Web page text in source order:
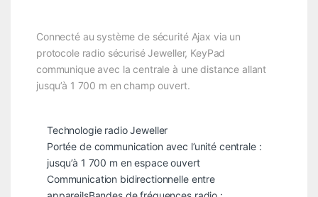
Connecté au système de sécurité Ajax via un
protocole radio sécurisé Jeweller, KeyPad
communique avec la centrale à une distance allant
jusqu’à 1 700 m en champ ouvert.
Technologie radio Jeweller
Portée de communication avec l’unité centrale :
jusqu’à 1 700 m en espace ouvert
Communication bidirectionnelle entre